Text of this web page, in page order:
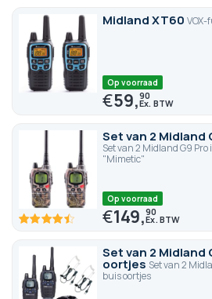
Midland XT60
Op voorraad
€59,90
Set van 2 Midland
Set van 2 Midland G9
"Mimetic"
89.4100
Op voorraad
€149,90
Set van 2 Midland
oortjes Set van 2
buis oortjes